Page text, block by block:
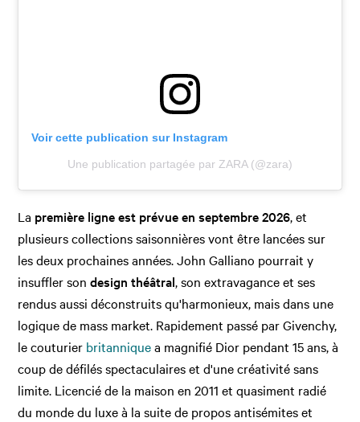
Voir cette publication sur Instagram
Une publication partagée par ZARA (@zara)
La première ligne est prévue en septembre 2026, et
plusieurs collections saisonnières vont être lancées sur
les deux prochaines années. John Galliano pourrait y
insuffler sondesign théâtral, son extravagance et ses
rendus aussi déconstruits qu'harmonieux, mais dans une
logique de mass market. Rapidement passé par Givenchy,
le couturier britanniquea magnifié Dior pendant 15 ans, à
coup de défilés spectaculaires et d'une créativité sans
limite. Licencié de la maison en 2011 et quasiment radié
du monde du luxe à la suite de propos antisémites et